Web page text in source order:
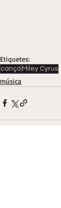
Etiquetes:
cançó Miley Cyrus
música